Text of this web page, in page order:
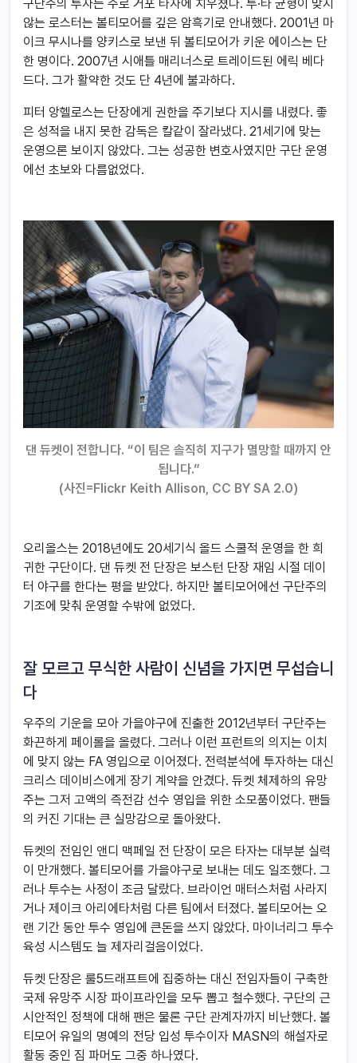
구단주의 투자는 주로 거포 타자에 치우쳤다. 투·타 균형이 맞지
않는 로스터는 볼티모어를 깊은 암흑기로 안내했다. 2001년 마
이크 무시나를 양키스로 보낸 뒤 볼티모어가 키운 에이스는 단
한 명이다. 2007년 시애틀 매리너스로 트레이드된 에릭 베다
드다. 그가 활약한 것도 단 4년에 불과하다.
피터 앙헬로스는 단장에게 권한을 주기보다 지시를 내렸다. 좋
은 성적을 내지 못한 감독은 칼같이 잘라냈다. 21세기에 맞는
운영으론 보이지 않았다. 그는 성공한 변호사였지만 구단 운영
에선 초보와 다름없었다.
댄 듀켓이 전합니다. “이 팀은 솔직히 지구가 멸망할 때까지 안
됩니다.”
(사진=Flickr Keith Allison, CC BY SA 2.0)
오리올스는 2018년에도 20세기식 올드 스쿨적 운영을 한 희
귀한 구단이다. 댄 듀켓 전 단장은 보스턴 단장 재임 시절 데이
터 야구를 한다는 평을 받았다. 하지만 볼티모어에선 구단주의
기조에 맞춰 운영할 수밖에 없었다.
잘 모르고 무식한 사람이 신념을 가지면 무섭습니
다
우주의 기운을 모아 가을야구에 진출한 2012년부터 구단주는
화끈하게 페이롤을 올렸다. 그러나 이런 프런트의 의지는 이치
에 맞지 않는 FA 영입으로 이어졌다. 전력분석에 투자하는 대신
크리스 데이비스에게 장기 계약을 안겼다. 듀켓 체제하의 유망
주는 그저 고액의 즉전감 선수 영입을 위한 소모품이었다. 팬들
의 커진 기대는 큰 실망감으로 돌아왔다.
듀켓의 전임인 앤디 맥페일 전 단장이 모은 타자는 대부분 실력
이 만개했다. 볼티모어를 가을야구로 보내는 데도 일조했다. 그
러나 투수는 사정이 조금 달랐다. 브라이언 매터스처럼 사라지
거나 제이크 아리에타처럼 다른 팀에서 터졌다. 볼티모어는 오
랜 기간 동안 투수 영입에 큰돈을 쓰지 않았다. 마이너리그 투수
육성 시스템도 늘 제자리걸음이었다.
듀켓 단장은 룰5드래프트에 집중하는 대신 전임자들이 구축한
국제 유망주 시장 파이프라인을 모두 뽑고 철수했다. 구단의 근
시안적인 정책에 대해 팬은 물론 구단 관계자까지 비난했다. 볼
티모어 유일의 명예의 전당 입성 투수이자 MASN의 해설자로
활동 중인 짐 파머도 그중 하나였다.